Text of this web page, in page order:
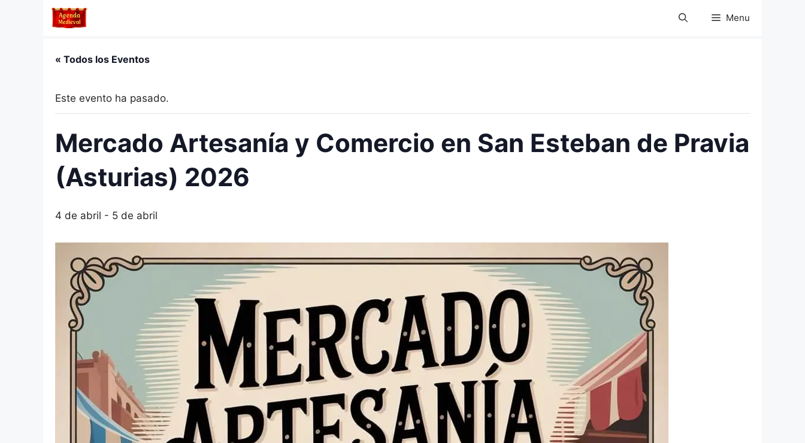
Menu
« Todos los Eventos
Este evento ha pasado.
Mercado Artesanía y Comercio en San Esteban de Pravia
(Asturias) 2026
4 de abril - 5 de abril